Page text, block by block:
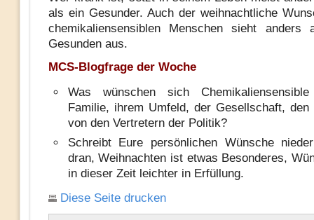
als ein Gesunder. Auch der weihnachtliche
chemikaliensensiblen Menschen sieht
Gesunden aus.
MCS-Blogfrage der Woche
Was wünschen sich
Familie, ihrem Umfeld, der Gesellschaft, den
von den Vertretern der Politik?
Schreibt Eure persönlichen Wünsche
dran, Weihnachten ist etwas Besonderes,
in dieser Zeit leichter in Erfüllung.
Diese Seite drucken